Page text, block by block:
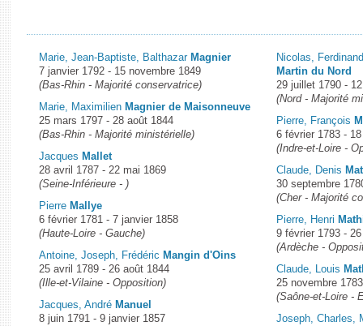
Marie, Jean-Baptiste, Balthazar Magnier
7 janvier 1792 - 15 novembre 1849
(Bas-Rhin - Majorité conservatrice)
Marie, Maximilien Magnier de Maisonneuve
25 mars 1797 - 28 août 1844
(Bas-Rhin - Majorité ministérielle)
Jacques Mallet
28 avril 1787 - 22 mai 1869
(Seine-Inférieure - )
Pierre Mallye
6 février 1781 - 7 janvier 1858
(Haute-Loire - Gauche)
Antoine, Joseph, Frédéric Mangin d'Oins
25 avril 1789 - 26 août 1844
(Ille-et-Vilaine - Opposition)
Jacques, André Manuel
8 juin 1791 - 9 janvier 1857
Nicolas,
Martin du Nord
29 juillet 1790 -
(Nord - Majorité
Pierre, François
6 février 1783 -
(Indre-et-Loire -
Claude, Denis
30 septembre
(Cher - Majorité
Pierre, Henri
9 février 1793 -
(Ardèche -
Claude, Louis
25 novembre
(Saône-et-Loire -
Joseph, Charles,